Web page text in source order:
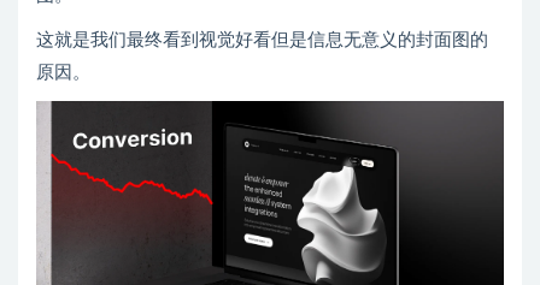
这就是我们最终看到视觉好看但是信息无意义的封面图的
原因。